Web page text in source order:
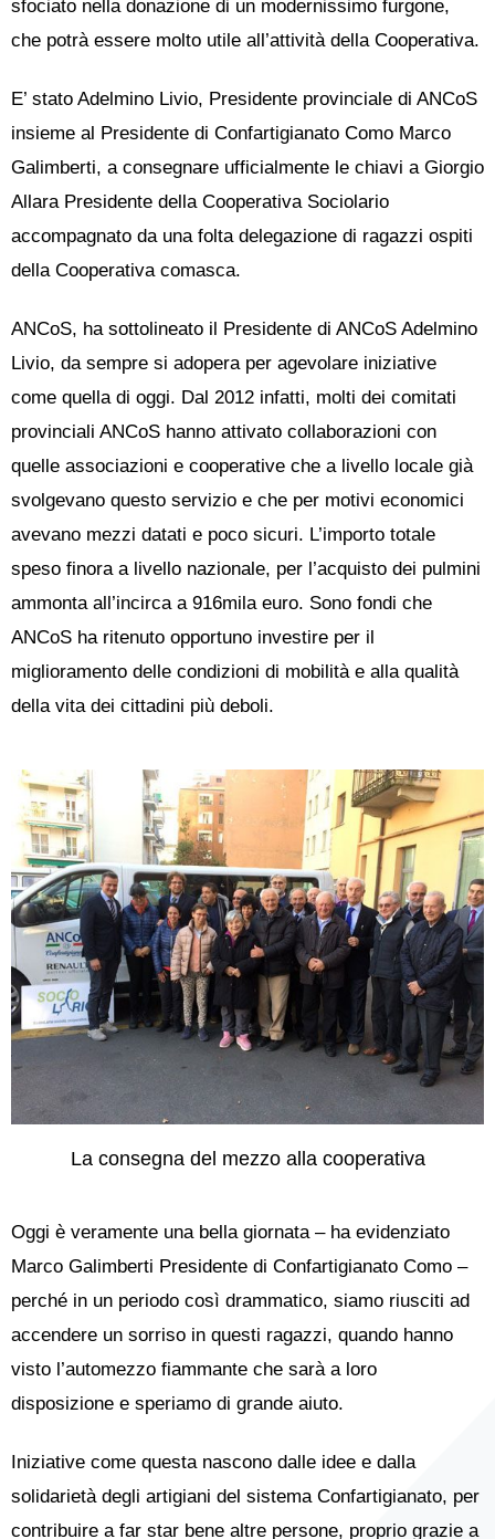
sfociato nella donazione di un modernissimo furgone,
che potrà essere molto utile all’attività della Cooperativa.
E’ stato Adelmino Livio, Presidente provinciale di ANCoS
insieme al Presidente di Confartigianato Como Marco
Galimberti, a consegnare ufficialmente le chiavi a Giorgio
Allara Presidente della Cooperativa Sociolario
accompagnato da una folta delegazione di ragazzi ospiti
della Cooperativa comasca.
ANCoS, ha sottolineato il Presidente di ANCoS Adelmino
Livio, da sempre si adopera per agevolare iniziative
come quella di oggi. Dal 2012 infatti, molti dei comitati
provinciali ANCoS hanno attivato collaborazioni con
quelle associazioni e cooperative che a livello locale già
svolgevano questo servizio e che per motivi economici
avevano mezzi datati e poco sicuri. L’importo totale
speso finora a livello nazionale, per l’acquisto dei pulmini
ammonta all’incirca a 916mila euro. Sono fondi che
ANCoS ha ritenuto opportuno investire per il
miglioramento delle condizioni di mobilità e alla qualità
della vita dei cittadini più deboli.
La consegna del mezzo alla cooperativa
Oggi è veramente una bella giornata – ha evidenziato
Marco Galimberti Presidente di Confartigianato Como –
perché in un periodo così drammatico, siamo riusciti ad
accendere un sorriso in questi ragazzi, quando hanno
visto l’automezzo fiammante che sarà a loro
disposizione e speriamo di grande aiuto.
Iniziative come questa nascono dalle idee e dalla
solidarietà degli artigiani del sistema Confartigianato, per
contribuire a far star bene altre persone, proprio grazie a